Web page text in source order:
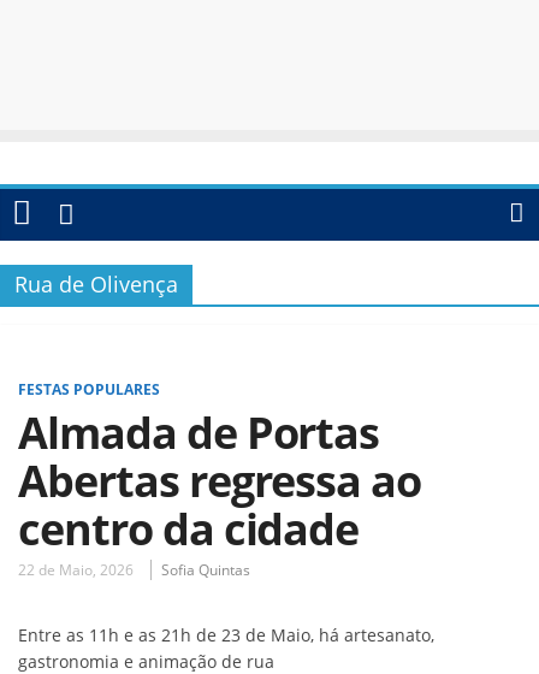
Rua de Olivença
FESTAS POPULARES
Almada de Portas
Abertas regressa ao
centro da cidade
22 de Maio, 2026 Sofia Quintas
Entre as 11h e as 21h de 23 de Maio, há artesanato,
gastronomia e animação de rua